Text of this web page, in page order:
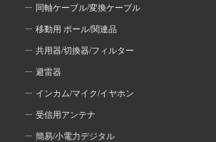
同軸ケーブル/変換ケーブル
移動用 ポール/関連品
共用器/切換器/フィルター
避雷器
インカム/マイク/イヤホン
受信用アンテナ
簡易/小電力デジタル